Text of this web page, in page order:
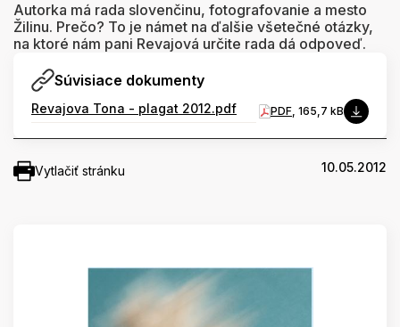
Autorka má rada slovenčinu, fotografovanie a mesto
Žilinu. Prečo? To je námet na ďalšie všetečné otázky,
na ktoré nám pani Revajová určite rada dá odpoveď.
Súvisiace dokumenty
Revajova Tona - plagat 2012.pdf PDF, 165,7 kB
Vytlačiť stránku 10.05.2012